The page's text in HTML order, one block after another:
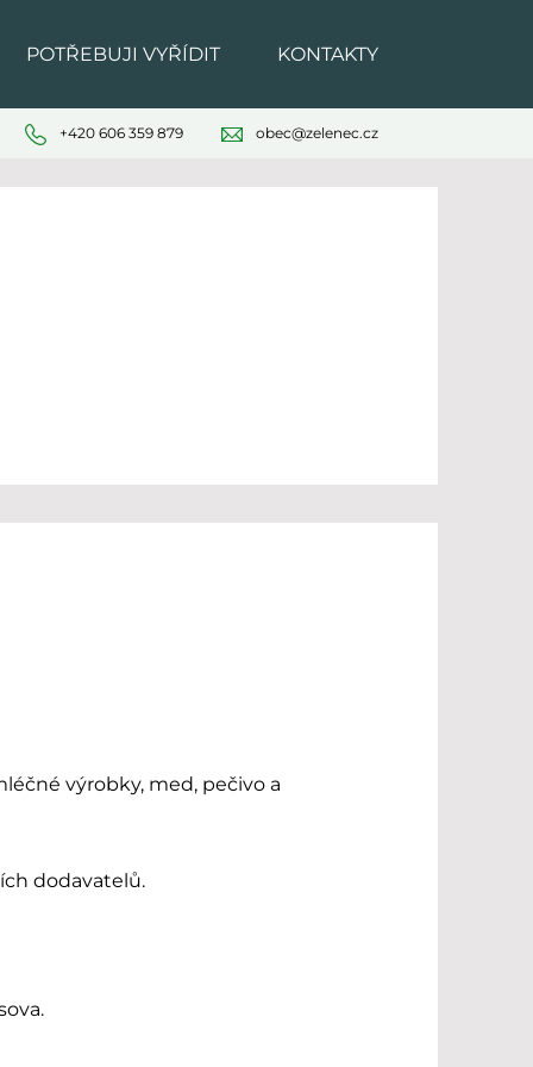
POTŘEBUJI VYŘÍDIT KONTAKTY
+420 606 359 879 obec@zelenec.cz
výrobky, med, pečivo a
dodavatelů.